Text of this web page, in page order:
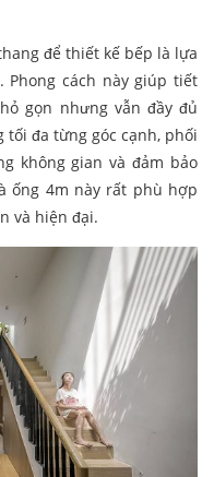
để thiết kế bếp là lựa
Phong cách này giúp tiết
gọn nhưng vẫn đầy đủ
đa từng góc cạnh, phối
không gian và đảm bảo
ống 4m​ này rất phù hợp
và hiện đại.